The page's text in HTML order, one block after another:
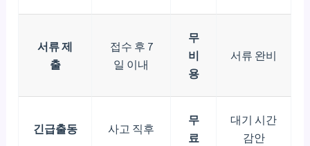
서류 제
출
접수 후 7
일 이내
무
비
용
서류 완비
긴급출동 사고 직후
무
료
대기 시간
감안